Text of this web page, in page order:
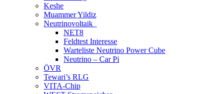
Keshe
Muammer Yildiz
Neutrinovoltaik
NET8
Feldtest Interesse
Warteliste Neutrino Power Cube
Neutrino – Car Pi
ÖVR
Tewari’s RLG
VITA-Chip